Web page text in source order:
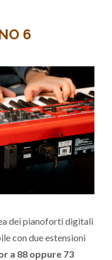
6
dei pianoforti digitali
con due estensioni
a 88 oppure 73